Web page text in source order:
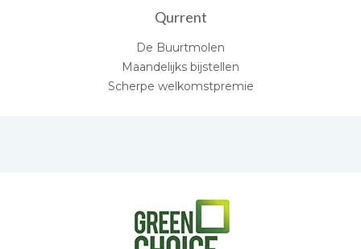
Qurrent
De Buurtmolen
Maandelijks bijstellen
Scherpe welkomstpremie